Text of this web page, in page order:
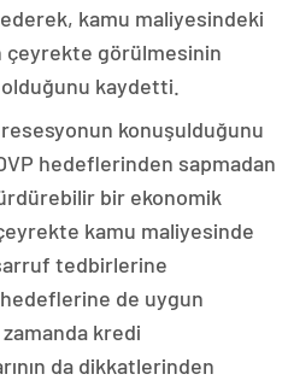
kamu maliyesindeki
görülmesinin
kaydetti.
konuşulduğunu
hedeflerinden sapmadan
bir ekonomik
kamu maliyesinde
tedbirlerine
de uygun
kredi
da dikkatlerinden